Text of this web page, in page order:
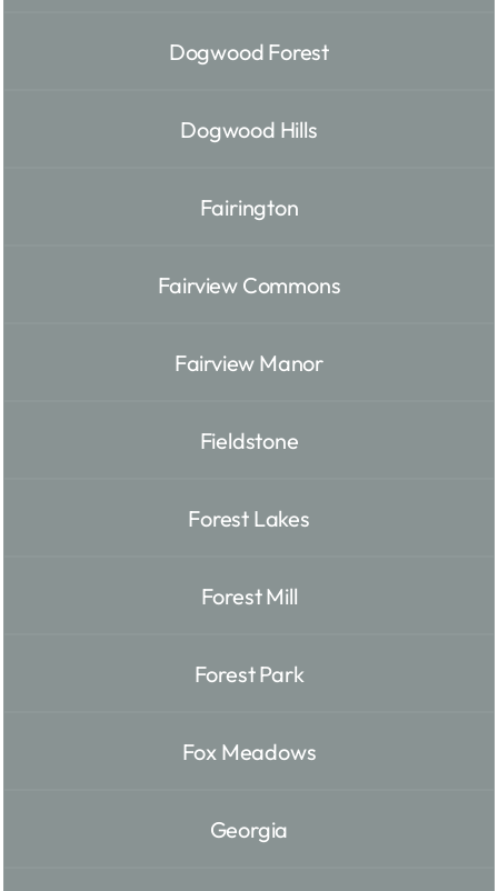
Dogwood Forest
Dogwood Hills
Fairington
Fairview Commons
Fairview Manor
Fieldstone
Forest Lakes
Forest Mill
Forest Park
Fox Meadows
Georgia